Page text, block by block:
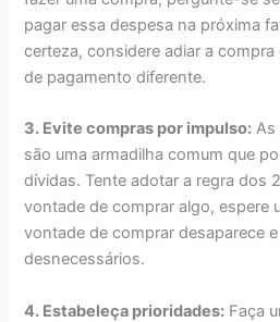
pagar essa despesa na próxima
certeza, considere adiar a
de pagamento diferente.
3. Evite compras por impulso: As
são uma armadilha comum que
dívidas. Tente adotar a regra dos
vontade de comprar algo, espere
vontade de comprar desaparece
desnecessários.
4. Estabeleça prioridades: Faça